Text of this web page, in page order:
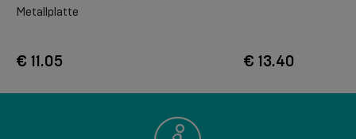
Metallplatte
€ 11.05 € 13.40